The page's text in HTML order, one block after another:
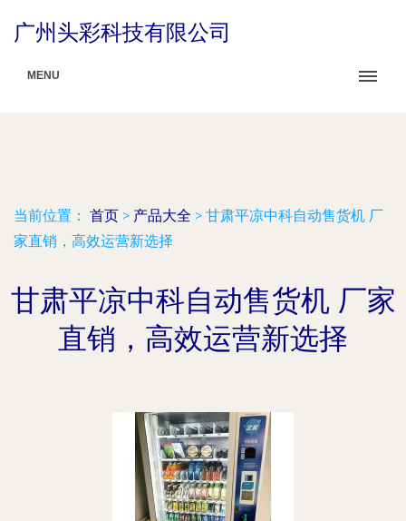
广州头彩科技有限公司
MENU
当前位置： 首页 > 产品大全 > 甘肃平凉中科自动售货机 厂
家直销，高效运营新选择
甘肃平凉中科自动售货机 厂家
直销，高效运营新选择